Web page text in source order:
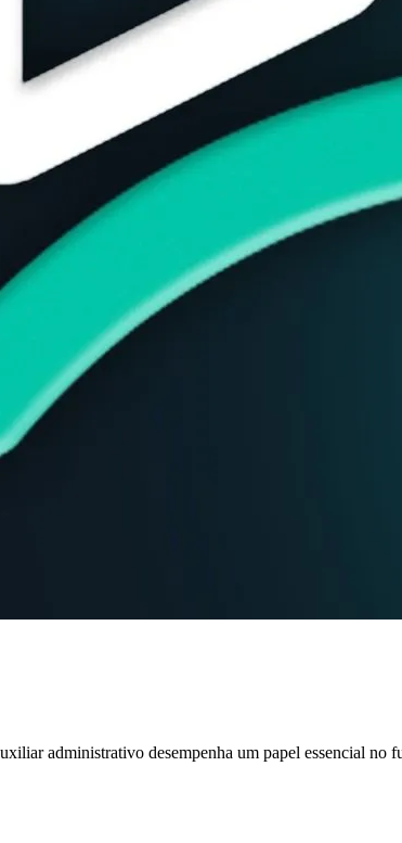
administrativo desempenha um papel essencial no